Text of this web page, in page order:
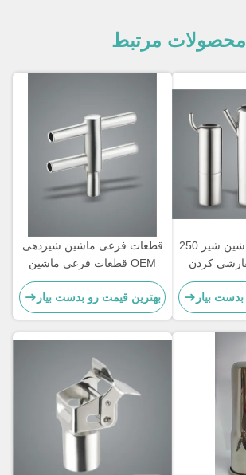
محصولات مرتبط
قطعات معدنی ماشین شیر 250
کردن
بیار
قطعات فرعی ماشین شیردهی
OEM قطعات فرعی ماشین
شیردهی
بهترین قیمت رو بدست بیار